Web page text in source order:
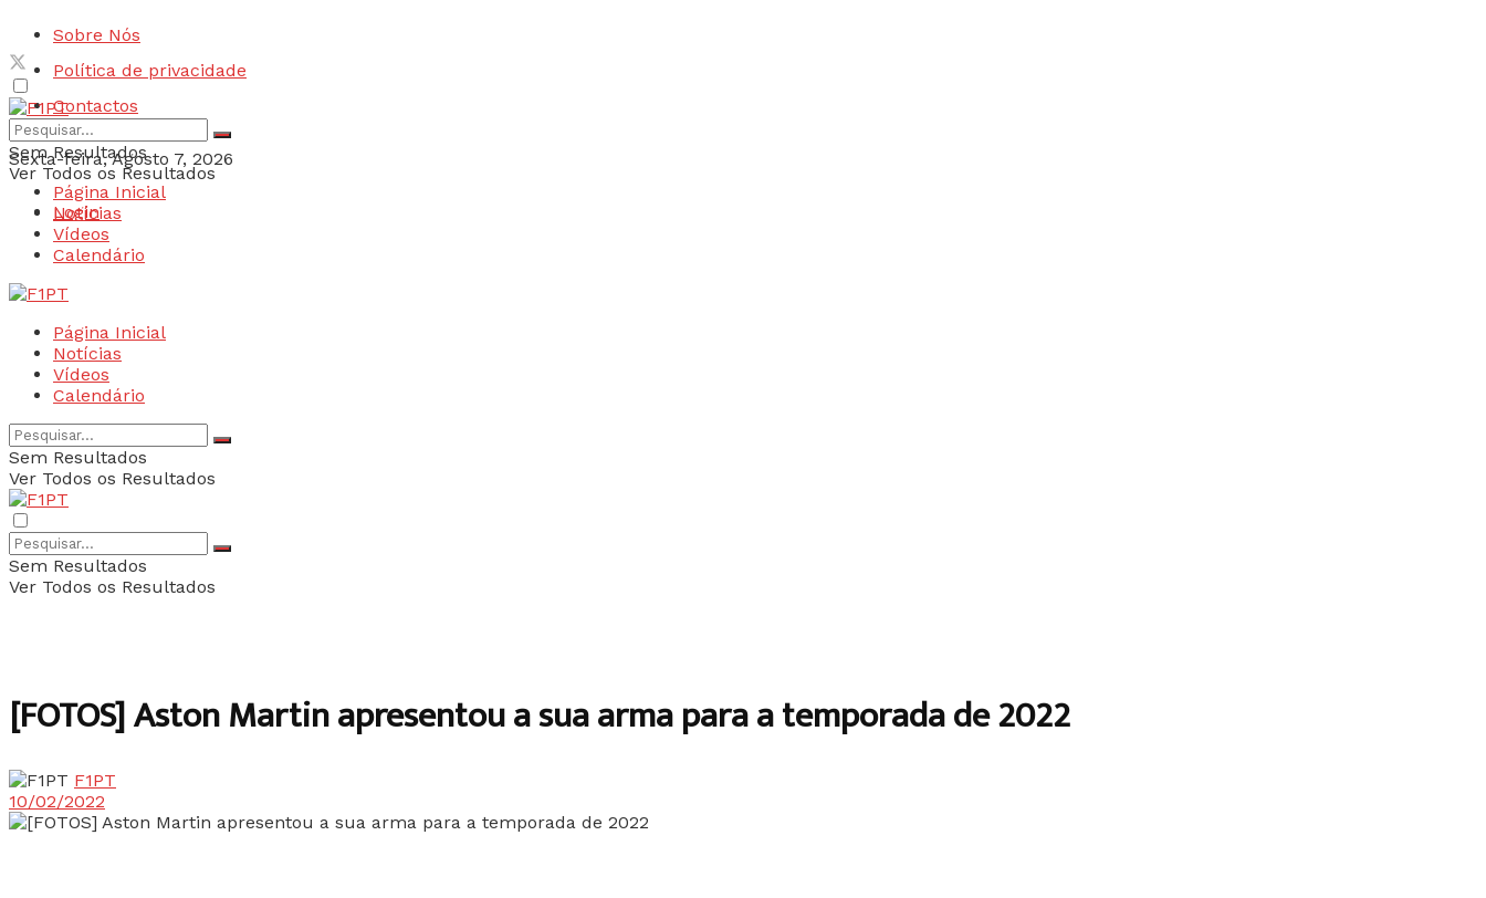
Sobre Nós
Política de privacidade
Contactos
Sexta-feira, Agosto 7, 2026
Login
Sem Resultados
Ver Todos os Resultados
Página Inicial
Notícias
Vídeos
Calendário
Página Inicial
Notícias
Vídeos
Calendário
Sem Resultados
Ver Todos os Resultados
Sem Resultados
Ver Todos os Resultados
[FOTOS] Aston Martin apresentou a sua arma para a temporada de 2022
F1PT
10/02/2022